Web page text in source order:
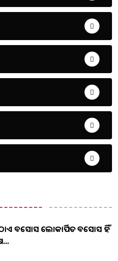
ଅବସୋସ ଲୋକାର୍ପିତ ଅବସୋସ ହିଁ